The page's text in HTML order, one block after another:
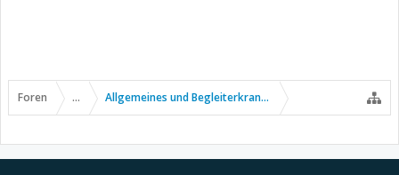
Foren ... Allgemeines und Begleiterkrankungen